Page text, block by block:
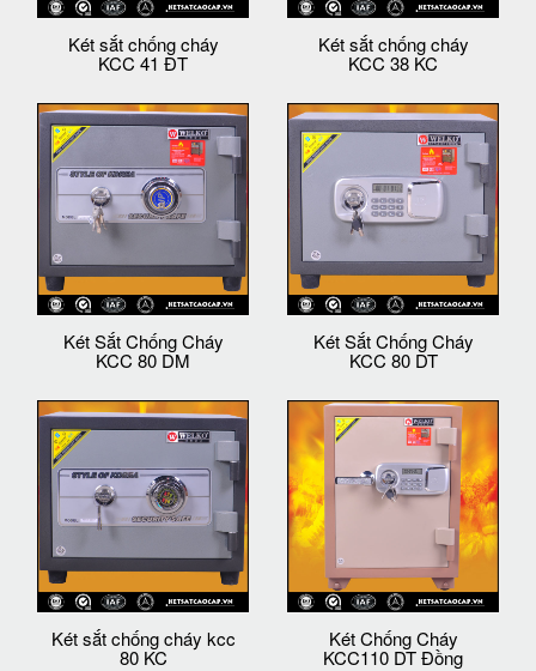
Két sắt chống cháy
KCC 41 ĐT
Két sắt chống cháy
KCC 38 KC
Két Sắt Chống Cháy
KCC 80 DM
Két Sắt Chống Cháy
KCC 80 DT
Két sắt chống cháy kcc
80 KC
Két Chống Cháy
KCC110 DT Đồng